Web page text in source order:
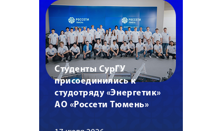
Студенты СурГУ
присоединились к
студотряду «Энергетик»
АО «Россети Тюмень»